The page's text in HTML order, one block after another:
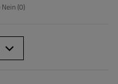
Nein 0